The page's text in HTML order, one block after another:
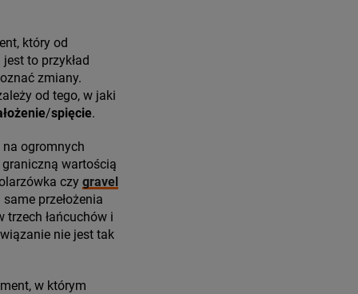
który od
to przykład
zmiany.
od tego, w jaki
/spięcie.
na ogromnych
wartością
czy gravel
przełożenia
łańcuchów i
nie jest tak
w którym